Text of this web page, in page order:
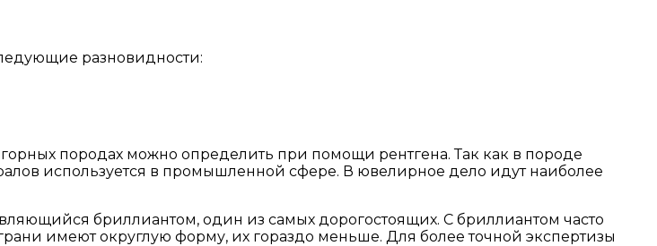
разновидности:
породах можно определить при помощи рентгена. Так как в породе
используется в промышленной сфере. В ювелирное дело идут наиболее
бриллиантом, один из самых дорогостоящих. С бриллиантом часто
имеют округлую форму, их гораздо меньше. Для более точной экспертизы